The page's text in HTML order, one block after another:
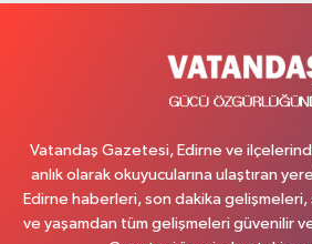
Vatandaş Gazetesi, Edirne ve
anlık olarak okuyucularına ulaştıran
Edirne haberleri, son dakika
ve yaşamdan tüm gelişmeleri güvenilir